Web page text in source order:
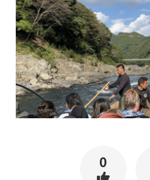
0